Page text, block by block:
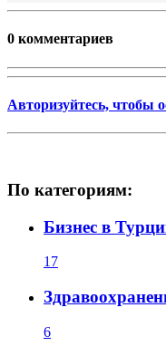
0 комментариев
Авторизуйтесь, чтобы
По категориям:
Бизнес в
17
6